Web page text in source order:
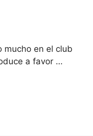
mucho en el club
a favor …